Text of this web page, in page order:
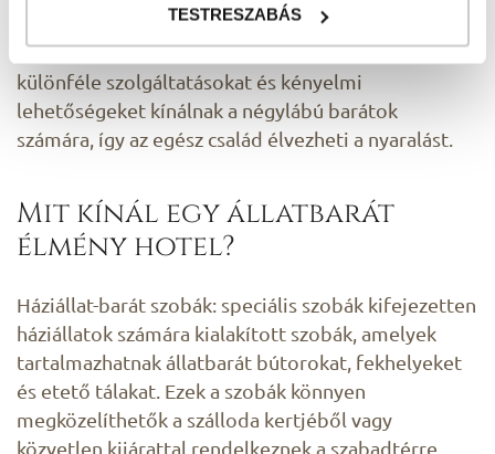
TESTRESZABÁS
amelyek kifejezetten a háziállatokkal érkező
vendégek igényeit is kielégítik. Ezek a hotelek
különféle szolgáltatásokat és kényelmi
lehetőségeket kínálnak a négylábú barátok
számára, így az egész család élvezheti a nyaralást.
Mit kínál egy állatbarát
élmény hotel?
Háziállat-barát szobák: speciális szobák kifejezetten
háziállatok számára kialakított szobák, amelyek
tartalmazhatnak állatbarát bútorokat, fekhelyeket
és etető tálakat. Ezek a szobák könnyen
megközelíthetők a szálloda kertjéből vagy
közvetlen kijárattal rendelkeznek a szabadtérre.